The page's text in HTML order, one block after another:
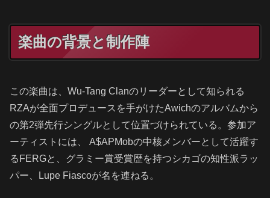
楽曲の背景と制作陣
この楽曲は、Wu-Tang Clanのリーダーとして知られる
RZAが全面プロデュースを手がけたAwichのアルバムから
の第2弾先行シングルとして位置づけられている。参加ア
ーティストには、 A$APMobの中核メンバーとして活躍す
るFERGと、グラミー賞受賞歴を持つシカゴの知性派ラッ
パー、Lupe Fiascoが名を連ねる。